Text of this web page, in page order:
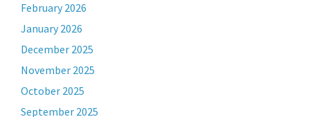
February 2026
January 2026
December 2025
November 2025
October 2025
September 2025